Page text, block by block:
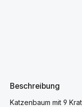
Beschreibung
Katzenbaum mit 9